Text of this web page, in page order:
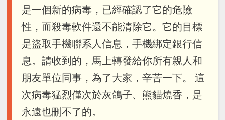
是一個新的病毒，已經確認了它的危險
性，而殺毒軟件還不能清除它。它的目標
是盜取手機聯系人信息，手機綁定銀行信
息。請收到的，馬上轉發給你所有親人和
朋友單位同事，為了大家，辛苦一下。 這
次病毒猛烈僅次於灰鴿子、熊貓燒香，是
永遠也刪不了的。